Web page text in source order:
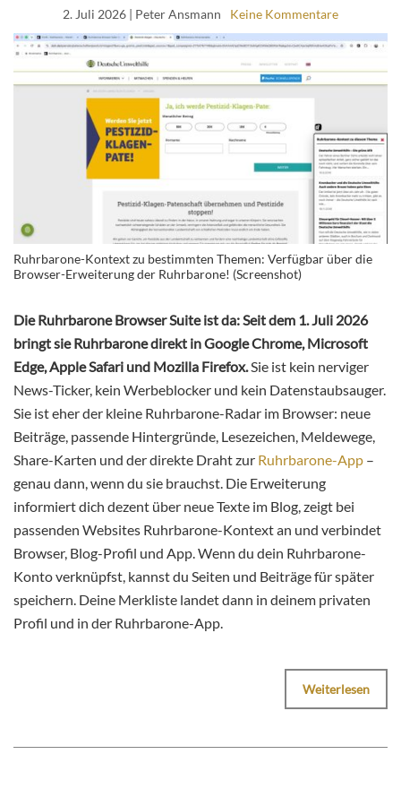
2. Juli 2026 | Peter Ansmann Keine Kommentare
Ruhrbarone-Kontext zu bestimmten Themen: Verfügbar über die
Browser-Erweiterung der Ruhrbarone! (Screenshot)
Die Ruhrbarone Browser Suite ist da: Seit dem 1. Juli 2026
bringt sie Ruhrbarone direkt in Google Chrome, Microsoft
Edge, Apple Safari und Mozilla Firefox.Sie ist kein nerviger
News-Ticker, kein Werbeblocker und kein Datenstaubsauger.
Sie ist eher der kleine Ruhrbarone-Radar im Browser: neue
Beiträge, passende Hintergründe, Lesezeichen, Meldewege,
Share-Karten und der direkte Draht zur Ruhrbarone-App –
genau dann, wenn du sie brauchst. Die Erweiterung
informiert dich dezent über neue Texte im Blog, zeigt bei
passenden Websites Ruhrbarone-Kontext an und verbindet
Browser, Blog-Profil und App. Wenn du dein Ruhrbarone-
Konto verknüpfst, kannst du Seiten und Beiträge für später
speichern. Deine Merkliste landet dann in deinem privaten
Profil und in der Ruhrbarone-App.
Weiterlesen